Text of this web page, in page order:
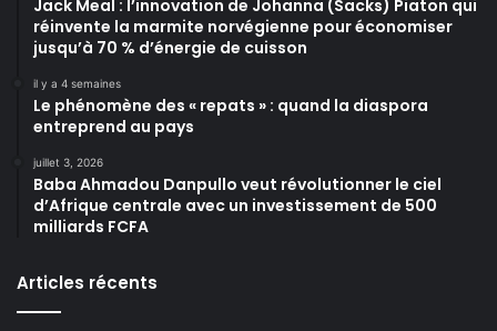
Jack Meal : l’innovation de Johanna (Sacks) Piaton qui
réinvente la marmite norvégienne pour économiser
jusqu’à 70 % d’énergie de cuisson
il y a 4 semaines
Le phénomène des « repats » : quand la diaspora
entreprend au pays
juillet 3, 2026
Baba Ahmadou Danpullo veut révolutionner le ciel
d’Afrique centrale avec un investissement de 500
milliards FCFA
Articles récents